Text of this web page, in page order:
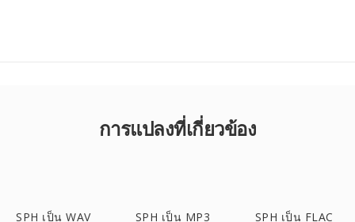
การแปลงที่เกี่ยวข้อง
SPH เป็น WAV SPH เป็น MP3 SPH เป็น FLAC